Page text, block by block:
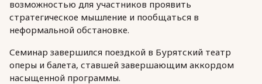
возможностью для участников проявить
стратегическое мышление и пообщаться в
неформальной обстановке.
Семинар завершился поездкой в Бурятский театр
оперы и балета, ставшей завершающим аккордом
насыщенной программы.